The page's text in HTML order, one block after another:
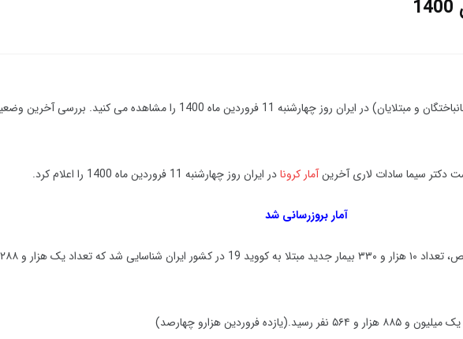
آخرین آمار رسمی ابتلا به ویروس کرونا (تعداد جانباختگان و مبتلایان) در ایران روز چهارشنبه 11 فروردین ماه 1400 را مشاهده
دکتر سیما سادات لاری آخرینآمار کرونادر ایران روز چهارشنبه 11 فروردین ماه 1400 را اعلام کرد.
آمار بروزرسانی شد
فروردین هزارو چهارصد)